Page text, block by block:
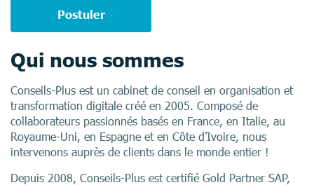
Postuler
Qui nous sommes
Conseils-Plus est un cabinet de conseil en organisation et
transformation digitale créé en 2005. Composé de
collaborateurs passionnés basés en France, en Italie, au
Royaume-Uni, en Espagne et en Côte d’Ivoire, nous
intervenons auprès de clients dans le monde entier !
Depuis 2008, Conseils-Plus est certifié Gold Partner SAP,